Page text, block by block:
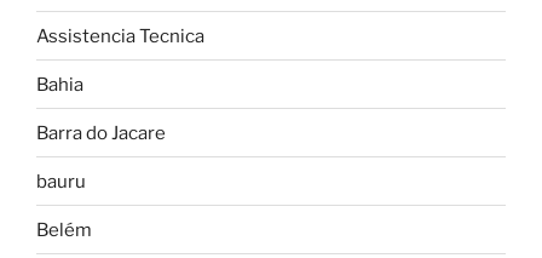
Assistencia Tecnica
Bahia
Barra do Jacare
bauru
Belém